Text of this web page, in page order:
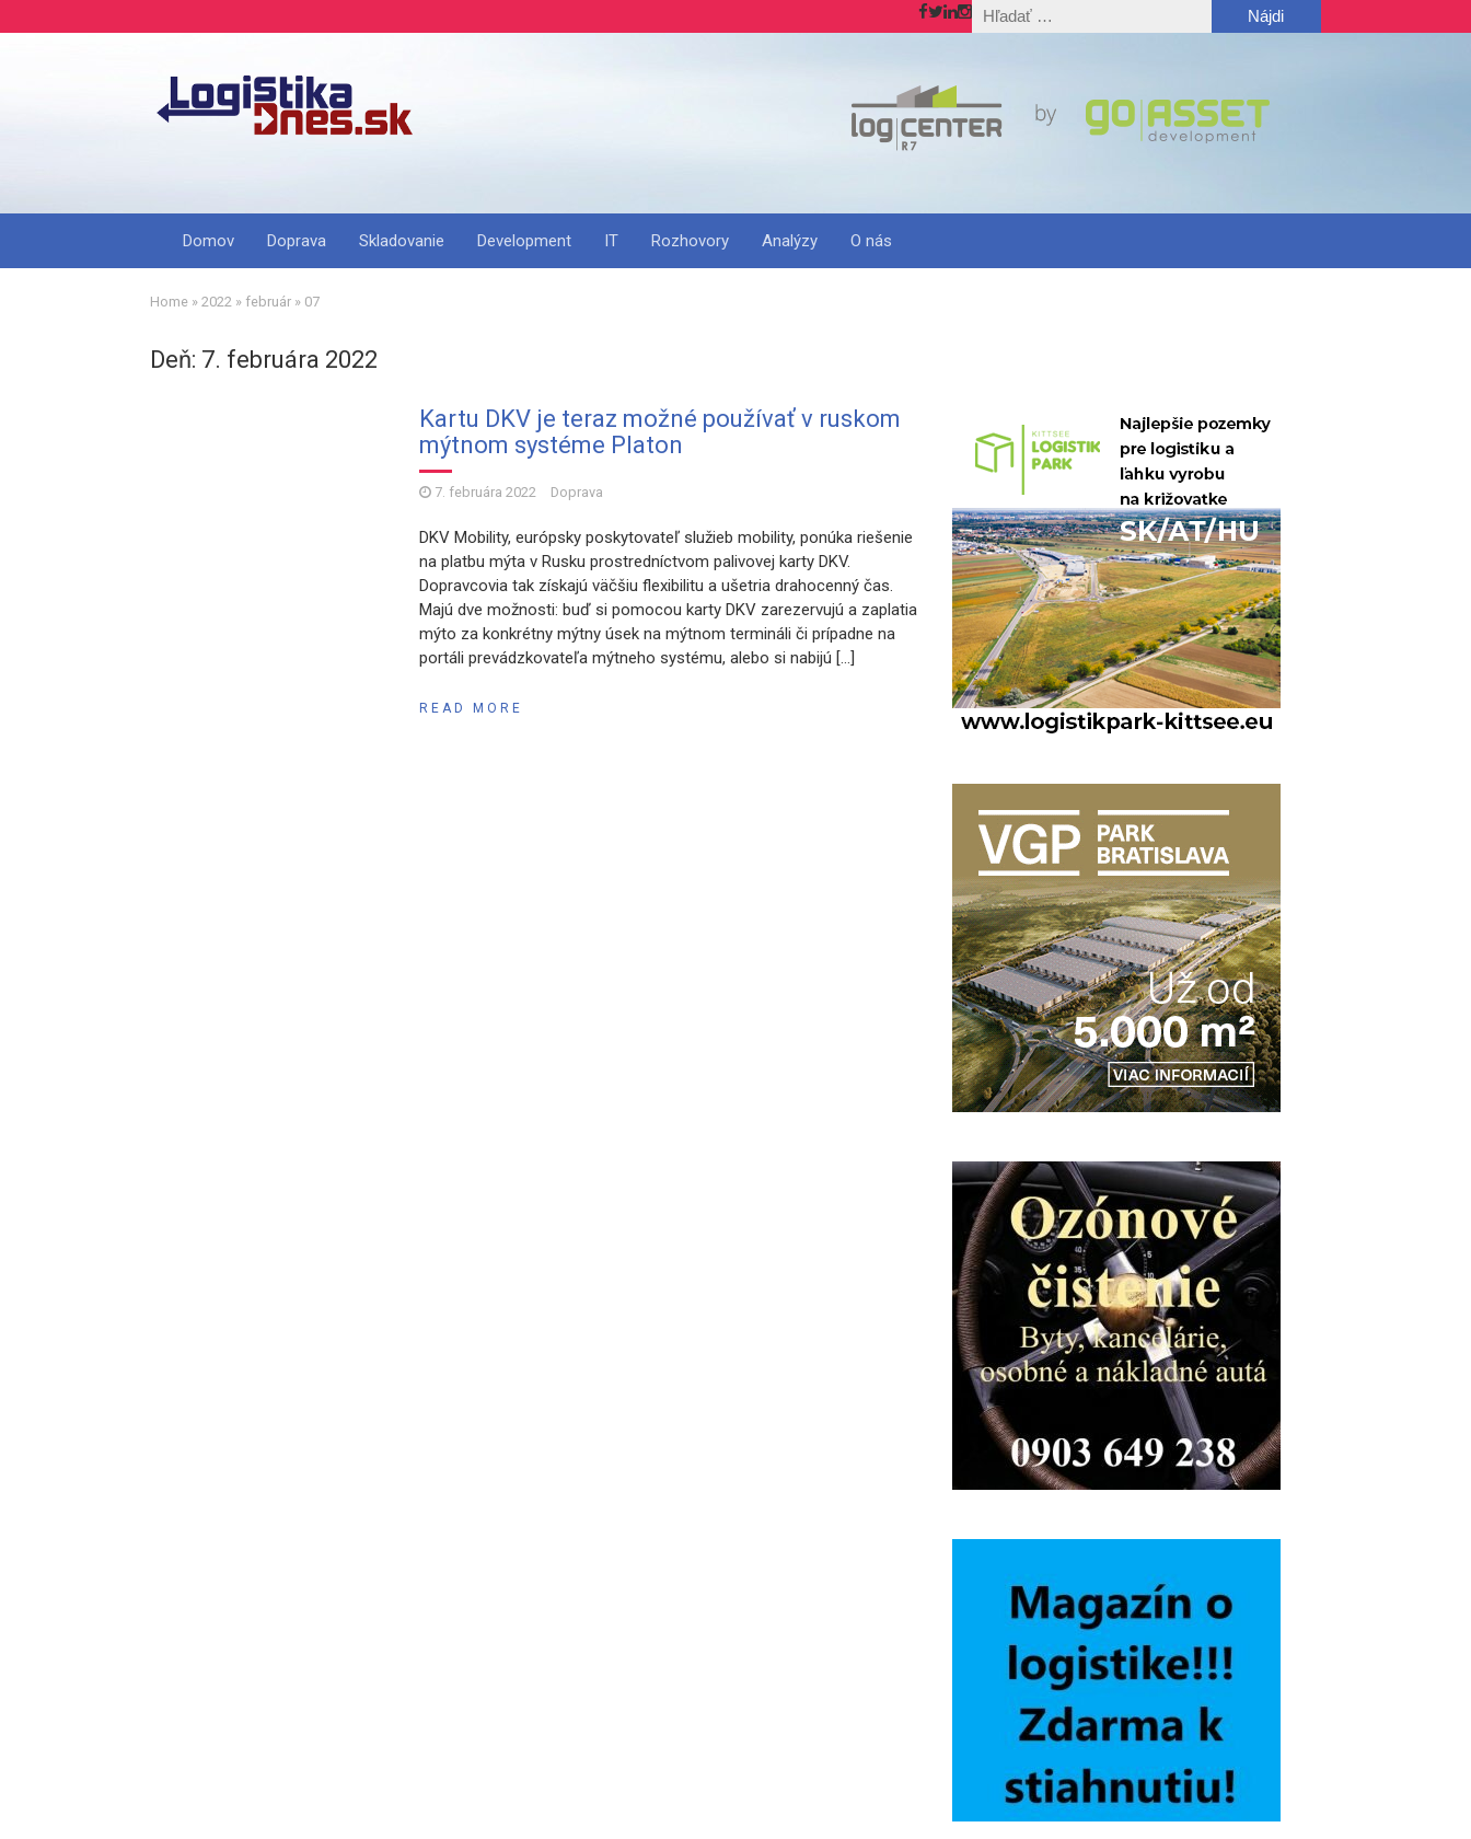
Hľadať:
Domov Doprava Skladovanie Development IT Rozhovory Analýzy O nás
Home » 2022 » február » 07
Deň: 7. februára 2022
Kartu DKV je teraz možné používať v ruskom
mýtnom systéme Platon
7. februára 2022 Doprava
DKV Mobility, európsky poskytovateľ služieb mobility, ponúka riešenie
na platbu mýta v Rusku prostredníctvom palivovej karty DKV.
Dopravcovia tak získajú väčšiu flexibilitu a ušetria drahocenný čas.
Majú dve možnosti: buď si pomocou karty DKV zarezervujú a zaplatia
mýto za konkrétny mýtny úsek na mýtnom termináli či prípadne na
portáli prevádzkovateľa mýtneho systému, alebo si nabijú […]
READ MORE